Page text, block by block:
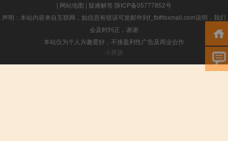
| 网站地图 | 疑难解答 陕ICP备05777852号
声明：本站内容来自互联网，如信息有错误可发邮件到f_fb#foxmail.com说明，我们
会及时纠正，谢谢
本站仅为个人兴趣爱好，不接盈利性广告及商业合作
小男孩